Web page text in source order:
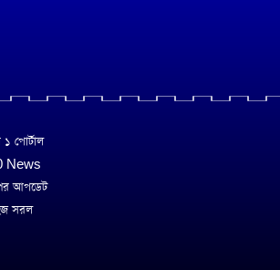
পোর্টাল
News
আপডেট
সরল